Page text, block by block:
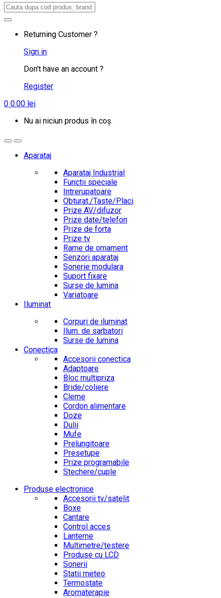
Search
Returning Customer ?
Sign in
Don't have an account ?
Register
0 0.00 lei
Nu ai niciun produs în coș.
Aparataj
Aparataj Industrial
Functii speciale
Intrerupatoare
Obturat./Taste/Placi
Prize AV/difuzor
Prize date/telefon
Prize de forta
Prize tv
Rame de ornament
Senzori aparataj
Sonerie modulara
Suport fixare
Surse de lumina
Variatoare
Iluminat
Corpuri de iluminat
Ilum. de sarbatori
Surse de lumina
Conectica
Accesorii conectica
Adaptoare
Bloc multipriza
Bride/coliere
Cleme
Cordon alimentare
Doze
Dulii
Mufe
Prelungitoare
Presetupe
Prize programabile
Stechere/cuple
Produse electronice
Accesorii tv/satelit
Boxe
Cantare
Control acces
Lanterne
Multimetre/testere
Produse cu LCD
Sonerii
Statii meteo
Termostate
Aromaterapie